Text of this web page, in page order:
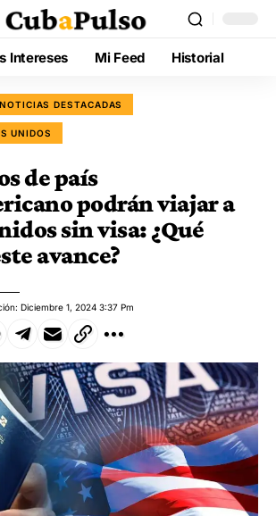
Intereses Mi Feed Historial
NOTICIAS DESTACADAS
UNIDOS
de país
podrán viajar a
sin visa: ¿Qué
avance?
Diciembre 1, 2024 3:37 Pm